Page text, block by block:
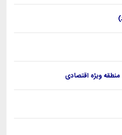
ویژه اقتصادی